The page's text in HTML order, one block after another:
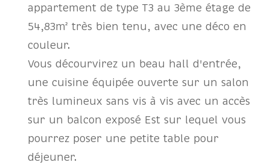
appartement de type T3 au 3ème étage de
54,83m² très bien tenu, avec une déco en
couleur.
Vous décourvirez un beau hall d'entrée,
une cuisine équipée ouverte sur un salon
très lumineux sans vis à vis avec un accès
sur un balcon exposé Est sur lequel vous
pourrez poser une petite table pour
déjeuner.